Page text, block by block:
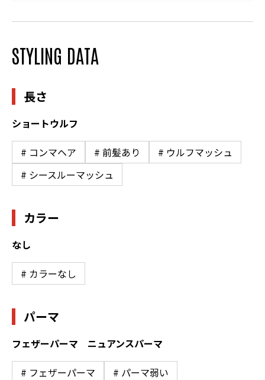
STYLING DATA
長さ
ショートウルフ
# コンマヘア # 前髪あり
# ウルフマッシュ
# シースルーマッシュ
カラー
なし
# カラーなし
パーマ
フェザーパーマ ニュアンスパーマ
# フェザーパーマ # パーマ弱い